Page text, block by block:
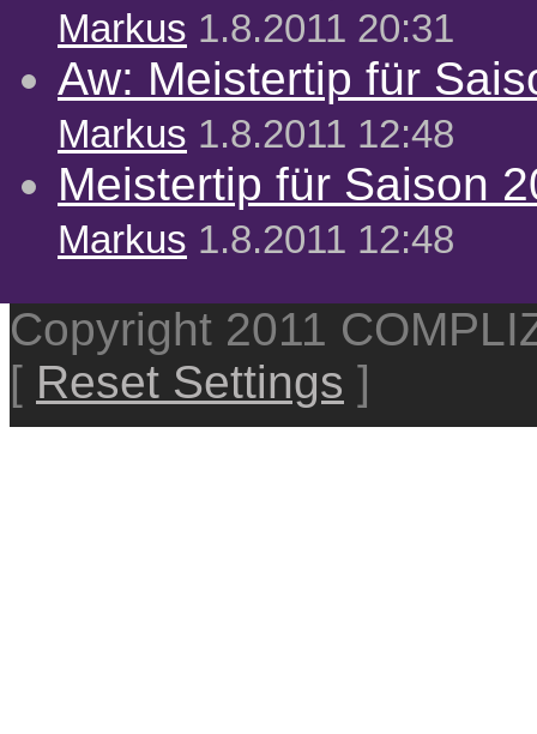
Markus 1.8.2011 20:31
Aw: Meistertip für
Markus 1.8.2011 12:48
Meistertip für Saison
Markus 1.8.2011 12:48
Copyright 2011
[ Reset Settings ]